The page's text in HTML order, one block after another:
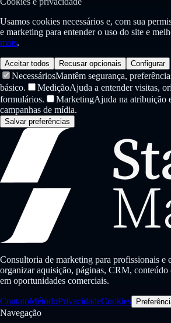
Usamos cookies necessários e, com sua
e marketing para entender o uso do site e
mais.
Aceitar todos Recusar opcionais Configurar
NecessáriosMantêm segurança,
básico.
MediçãoAjuda a entender visitas,
formulários.
MarketingAjuda na atribuição
campanhas de mídia.
Salvar preferências
Consultoria de marketing para profissionais e
organizar aquisição, páginas, CRM, conteúdo
em oportunidades comerciais.
ContatoMétodoPrivacidadeCookies
Navegação